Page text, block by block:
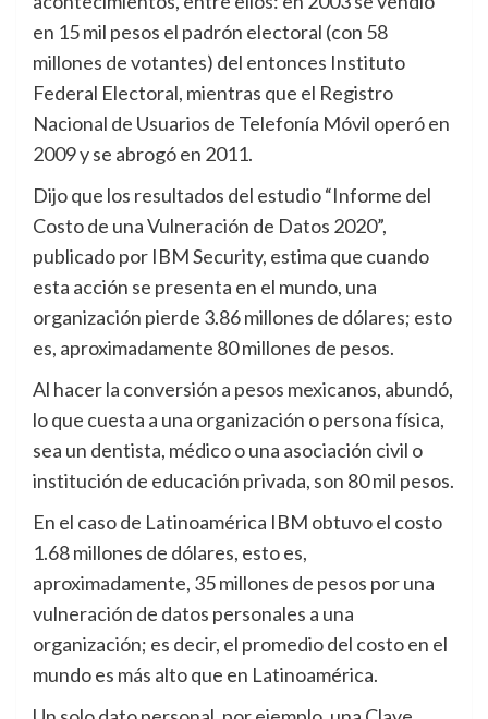
en 15 mil pesos el padrón electoral (con 58
millones de votantes) del entonces Instituto
Federal Electoral, mientras que el Registro
Nacional de Usuarios de Telefonía Móvil operó en
2009 y se abrogó en 2011.
Dijo que los resultados del estudio “Informe del
Costo de una Vulneración de Datos 2020”,
publicado por IBM Security, estima que cuando
esta acción se presenta en el mundo, una
organización pierde 3.86 millones de dólares; esto
es, aproximadamente 80 millones de pesos.
Al hacer la conversión a pesos mexicanos, abundó,
lo que cuesta a una organización o persona física,
sea un dentista, médico o una asociación civil o
institución de educación privada, son 80 mil pesos.
En el caso de Latinoamérica IBM obtuvo el costo
1.68 millones de dólares, esto es,
aproximadamente, 35 millones de pesos por una
vulneración de datos personales a una
organización; es decir, el promedio del costo en el
mundo es más alto que en Latinoamérica.